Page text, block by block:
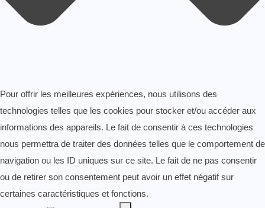
Pour offrir les meilleures expériences, nous utilisons des
technologies telles que les cookies pour stocker et/ou accéder aux
informations des appareils. Le fait de consentir à ces technologies
nous permettra de traiter des données telles que le comportement de
navigation ou les ID uniques sur ce site. Le fait de ne pas consentir
ou de retirer son consentement peut avoir un effet négatif sur
certaines caractéristiques et fonctions.